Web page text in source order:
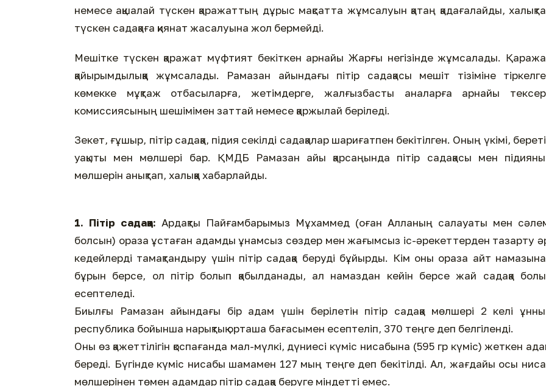
немесе ақшалай түскен қаражаттың дұрыс мақсатта жұмсалуын қатаң қадағалайды,
түскен садақаға қиянат жасалуына жол бермейді.
Мешітке түскен қаражат мүфтият бекіткен арнайы Жарғы негізінде жұмсалады.
қайырымдылыққа жұмсалады. Рамазан айындағы пітір садақасы мешіт тізіміне
көмекке мұқтаж отбасыларға, жетімдерге, жалғызбасты аналарға арнайы
комиссиясының шешімімен заттай немесе қаржылай беріледі.
Зекет, ғұшыр, пітір садақа, підия секілді садақалар шариғатпен бекітілген. Оның үкімі,
уақыты мен мөлшері бар. ҚМДБ Рамазан айы қарсаңында пітір садақасы мен
мөлшерін анықтап, халыққа хабарлайды.
1. Пітір садақа: Ардақты Пайғамбарымыз Мұхаммед (оған Алланың салауаты мен
болсын) ораза ұстаған адамды ұнамсыз сөздер мен жағымсыз іс-әрекеттерден тазарту
кедейлерді тамақтандыру үшін пітір садақа беруді бұйырды. Кім оны ораза айт
бұрын берсе, ол пітір болып қабылданады, ал намаздан кейін берсе жай садақа
есептеледі.
Биылғы Рамазан айындағы бір адам үшін берілетін пітір садақа мөлшері 2 келі
республика бойынша нарықтық орташа бағасымен есептеліп, 370 теңге деп белгіленді.
Оны өз қажеттілігін қоспағанда мал-мүлкі, дүниесі күміс нисабына (595 гр күміс) жеткен
береді. Бүгінде күміс нисабы шамамен 127 мың теңге деп бекітілді. Ал, жағдайы осы
мөлшерінен төмен адамдар пітір садақа беруге міндетті емес.